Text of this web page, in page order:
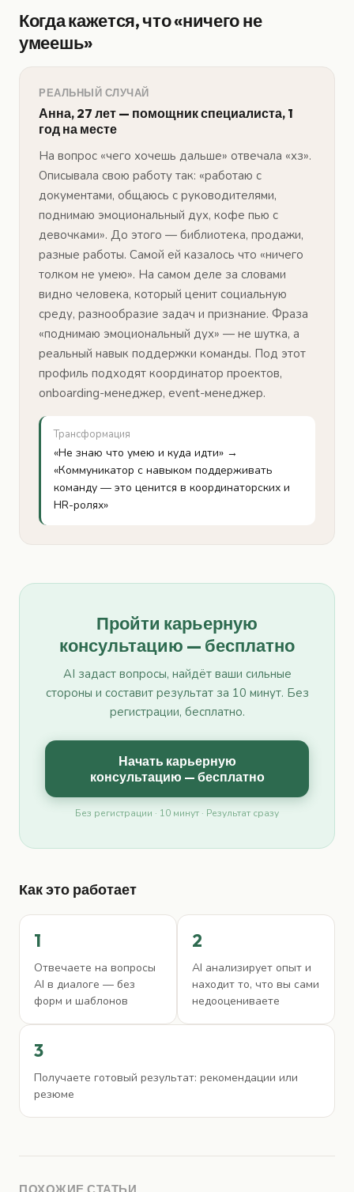
Когда кажется, что «ничего не
умеешь»
РЕАЛЬНЫЙ СЛУЧАЙ
Анна, 27 лет — помощник специалиста, 1
год на месте
На вопрос «чего хочешь дальше» отвечала «хз».
Описывала свою работу так: «работаю с
документами, общаюсь с руководителями,
поднимаю эмоциональный дух, кофе пью с
девочками». До этого — библиотека, продажи,
разные работы. Самой ей казалось что «ничего
толком не умею». На самом деле за словами
видно человека, который ценит социальную
среду, разнообразие задач и признание. Фраза
«поднимаю эмоциональный дух» — не шутка, а
реальный навык поддержки команды. Под этот
профиль подходят координатор проектов,
onboarding-менеджер, event-менеджер.
Трансформация
«Не знаю что умею и куда идти» →
«Коммуникатор с навыком поддерживать
команду — это ценится в координаторских и
HR-ролях»
Пройти карьерную
консультацию — бесплатно
AI задаст вопросы, найдёт ваши сильные
стороны и составит результат за 10 минут. Без
регистрации, бесплатно.
Начать карьерную
консультацию — бесплатно
Без регистрации · 10 минут · Результат сразу
Как это работает
1
Отвечаете на вопросы
AI в диалоге — без
форм и шаблонов
2
AI анализирует опыт и
находит то, что вы сами
недооцениваете
3
Получаете готовый результат: рекомендации или
резюме